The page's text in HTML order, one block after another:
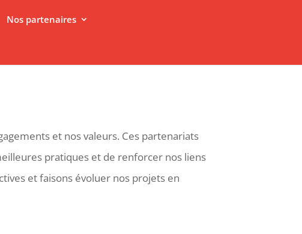
Nos partenaires
et nos valeurs. Ces partenariats
pratiques et de renforcer nos liens
et faisons évoluer nos projets en